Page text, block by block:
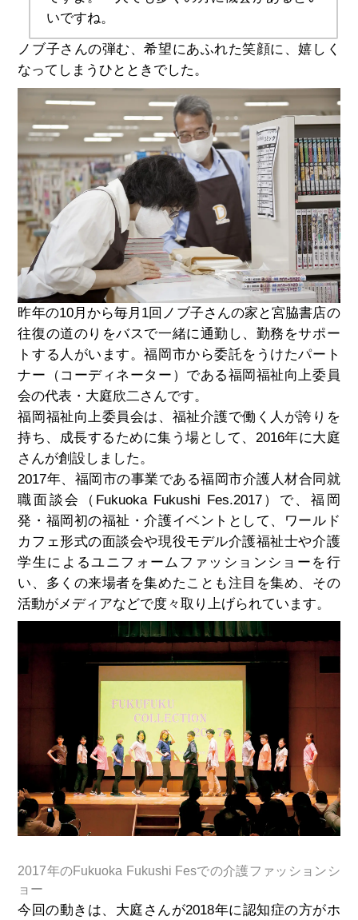
いですね。
ノブ子さんの弾む、希望にあふれた笑顔に、嬉しく
なってしまうひとときでした。
昨年の10月から毎月1回ノブ子さんの家と宮脇書店の
往復の道のりをバスで一緒に通勤し、勤務をサポー
トする人がいます。福岡市から委託をうけたパート
ナー（コーディネーター）である福岡福祉向上委員
会の代表・大庭欣二さんです。
福岡福祉向上委員会は、福祉介護で働く人が誇りを
持ち、成長するために集う場として、2016年に大庭
さんが創設しました。
2017年、福岡市の事業である福岡市介護人材合同就
職面談会（Fukuoka Fukushi Fes.2017）で、福岡
発・福岡初の福祉・介護イベントとして、ワールド
カフェ形式の面談会や現役モデル介護福祉士や介護
学生によるユニフォームファッションショーを行
い、多くの来場者を集めたことも注目を集め、その
活動がメディアなどで度々取り上げられています。
2017年のFukuoka Fukushi Fesでの介護ファッションシ
ョー
今回の動きは、大庭さんが2018年に認知症の方がホ